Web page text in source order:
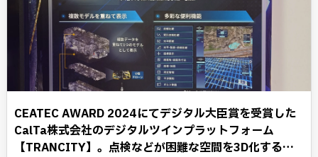
CEATEC AWARD 2024にてデジタル大臣賞を受賞した
CalTa株式会社のデジタルツインプラットフォーム
【TRANCITY】。点検などが困難な空間を3D化するこ